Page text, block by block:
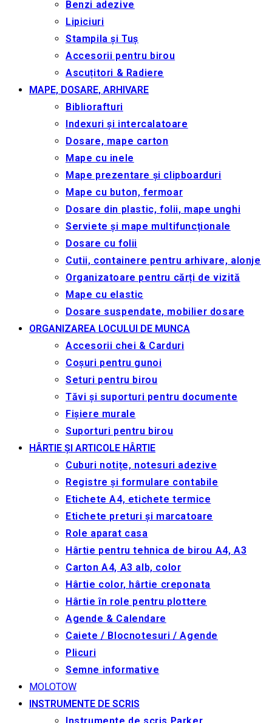
Benzi adezive
Lipiciuri
Stampila și Tuș
Accesorii pentru birou
Ascuțitori & Radiere
MAPE, DOSARE, ARHIVARE
Bibliorafturi
Indexuri și intercalatoare
Dosare, mape carton
Mape cu inele
Mape prezentare și clipboarduri
Mape cu buton, fermoar
Dosare din plastic, folii, mape unghi
Serviete și mape multifuncționale
Dosare cu folii
Cutii, containere pentru arhivare, alonje
Organizatoare pentru cărți de vizită
Mape cu elastic
Dosare suspendate, mobilier dosare
ORGANIZAREA LOCULUI DE MUNCA
Accesorii chei & Сarduri
Coșuri pentru gunoi
Seturi pentru birou
Tăvi și suporturi pentru documente
Fișiere murale
Suporturi pentru birou
HÂRTIE ȘI ARTICOLE HÂRTIE
Cuburi notițe, notesuri adezive
Registre și formulare contabile
Etichete A4, etichete termice
Etichete preturi și marcatoare
Role aparat casa
Hârtie pentru tehnica de birou A4, A3
Carton A4, A3 alb, color
Hârtie color, hârtie creponata
Hârtie în role pentru plottere
Agende & Calendare
Caiete / Blocnotesuri / Agende
Plicuri
Semne informative
MOLOTOW
INSTRUMENTE DE SCRIS
Instrumente de scris Parker